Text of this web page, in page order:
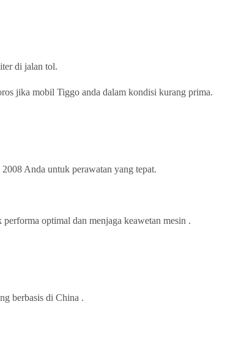
di jalan tol.
jika mobil Tiggo anda dalam kondisi kurang prima.
Anda untuk perawatan yang tepat.
optimal dan menjaga keawetan mesin .
berbasis di China .